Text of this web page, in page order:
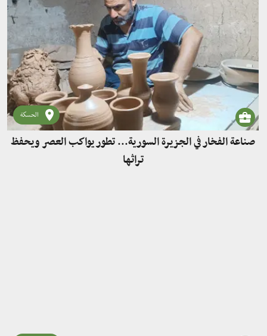
الحسكة
صناعة الفخار في الجزيرة السورية... تطور يواكب العصر ويحفظ
تراثها